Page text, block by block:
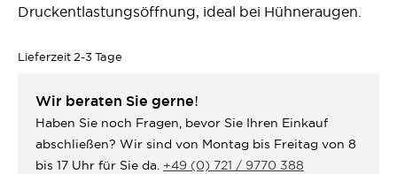
Druckentlastungsöffnung, ideal bei Hühneraugen.
Lieferzeit 2-3 Tage
Wir beraten Sie gerne!
Haben Sie noch Fragen, bevor Sie Ihren Einkauf
abschließen? Wir sind von Montag bis Freitag von 8
bis 17 Uhr für Sie da. +49 (0) 721 / 9770 388